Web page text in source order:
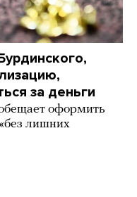
за деньги
оформить
лишних